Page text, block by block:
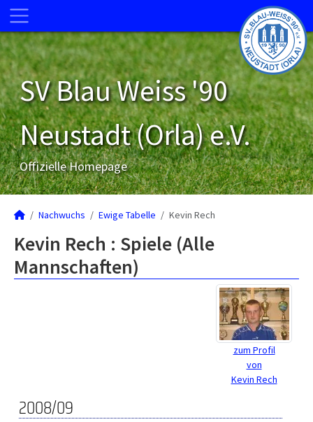
SV Blau Weiss '90
Neustadt (Orla) e.V.
Offizielle Homepage
Nachwuchs Ewige Tabelle Kevin Rech
Kevin Rech : Spiele (Alle
Mannschaften)
zum Profil
von
Kevin Rech
2008/09